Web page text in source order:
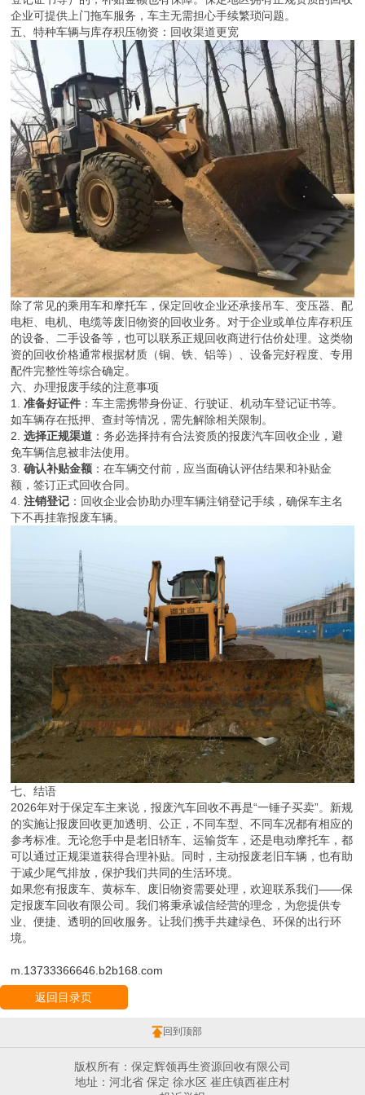
企业可提供上门拖车服务，车主无需担心手续繁琐问题。
五、特种车辆与库存积压物资：回收渠道更宽
除了常见的乘用车和摩托车，保定回收企业还承接吊车、变压器、配
电柜、电机、电缆等废旧物资的回收业务。对于企业或单位库存积压
的设备、二手设备等，也可以联系正规回收商进行估价处理。这类物
资的回收价格通常根据材质（铜、铁、铝等）、设备完好程度、专用
配件完整性等综合确定。
六、办理报废手续的注意事项
1.准备好证件 ：车主需携带身份证、行驶证、机动车登记证书等。
如车辆存在抵押、查封等情况，需先解除相关限制。
2.选择正规渠道 ：务必选择持有合法资质的报废汽车回收企业，避
免车辆信息被非法使用。
3.确认补贴金额 ：在车辆交付前，应当面确认评估结果和补贴金
额，签订正式回收合同。
4.注销登记 ：回收企业会协助办理车辆注销登记手续，确保车主名
下不再挂靠报废车辆。
七、结语
2026年对于保定车主来说，报废汽车回收不再是“一锤子买卖”。新规
的实施让报废回收更加透明、公正，不同车型、不同车况都有相应的
参考标准。无论您手中是老旧轿车、运输货车，还是电动摩托车，都
可以通过正规渠道获得合理补贴。同时，主动报废老旧车辆，也有助
于减少尾气排放，保护我们共同的生活环境。
如果您有报废车、黄标车、废旧物资需要处理，欢迎联系我们——保
定报废车回收有限公司。我们将秉承诚信经营的理念，为您提供专
业、便捷、透明的回收服务。让我们携手共建绿色、环保的出行环
境。
m.13733366646.b2b168.com
返回目录页
回到顶部
版权所有：保定辉领再生资源回收有限公司
地址：河北省 保定 徐水区 崔庄镇西崔庄村